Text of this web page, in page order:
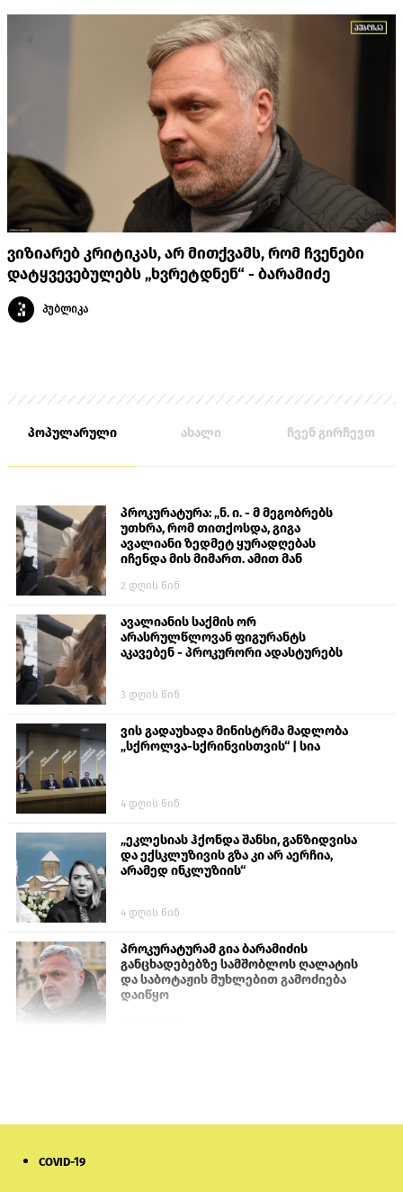
ვიზიარებ კრიტიკას, არ მითქვამს, რომ ჩვენები
დატყვევებულებს „ხვრეტდნენ“ - ბარამიძე
პუბლიკა
პოპულარული ახალი ჩვენ გირჩევთ
პროკურატურა: „ნ. ი. - მ მეგობრებს
უთხრა, რომ თითქოსდა, გიგა
ავალიანი ზედმეტ ყურადღებას
იჩენდა მის მიმართ. ამით მან
თავს დასხმოდა გიგა ავალიანს“
2 დღის წინ
ავალიანის საქმის ორ
არასრულწლოვან ფიგურანტს
აკავებენ - პროკურორი ადასტურებს
3 დღის წინ
ვის გადაუხადა მინისტრმა მადლობა
„სქროლვა-სქრინვისთვის“ | სია
4 დღის წინ
„ეკლესიას ჰქონდა შანსი, განზიდვისა
და ექსკლუზივის გზა კი არ აერჩია,
არამედ ინკლუზიის“
4 დღის წინ
პროკურატურამ გია ბარამიძის
განცხადებებზე სამშობლოს ღალატის
და საბოტაჟის მუხლებით გამოძიება
დაიწყო
COVID-19